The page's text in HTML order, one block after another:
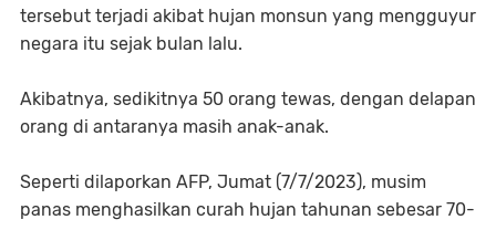
tersebut terjadi akibat hujan monsun yang mengguyur
negara itu sejak bulan lalu.
Akibatnya, sedikitnya 50 orang tewas, dengan delapan
orang di antaranya masih anak-anak.
Seperti dilaporkan AFP, Jumat (7/7/2023), musim
panas menghasilkan curah hujan tahunan sebesar 70-